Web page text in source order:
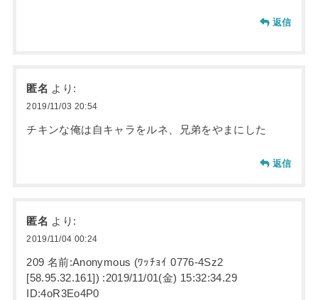
返信
匿名 より:
2019/11/03 20:54
チキンな俺は自キャラをルネ、兄弟をやまにした
返信
匿名 より:
2019/11/04 00:24
209 名前:Anonymous (ﾜｯﾁｮｲ 0776-4Sz2
[58.95.32.161]) :2019/11/01(金) 15:32:34.29
ID:4oR3Eo4P0